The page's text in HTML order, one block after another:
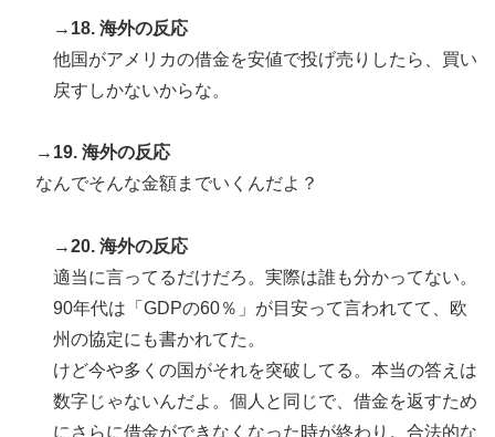
→18. 海外の反応
他国がアメリカの借金を安値で投げ売りしたら、買い
戻すしかないからな。
→19. 海外の反応
なんでそんな金額までいくんだよ？
→20. 海外の反応
適当に言ってるだけだろ。実際は誰も分かってない。
90年代は「GDPの60％」が目安って言われてて、欧
州の協定にも書かれてた。
けど今や多くの国がそれを突破してる。本当の答えは
数字じゃないんだよ。個人と同じで、借金を返すため
にさらに借金ができなくなった時が終わり。合法的な